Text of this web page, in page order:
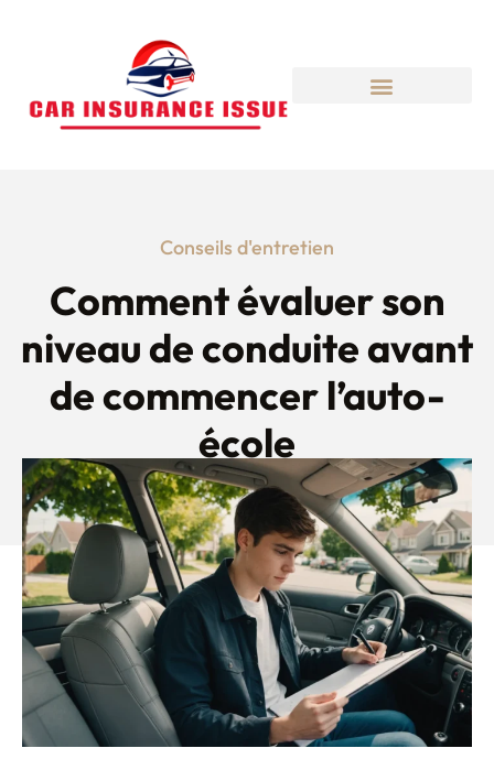
Conseils d'entretien
Comment évaluer son
niveau de conduite avant
de commencer l’auto-
école